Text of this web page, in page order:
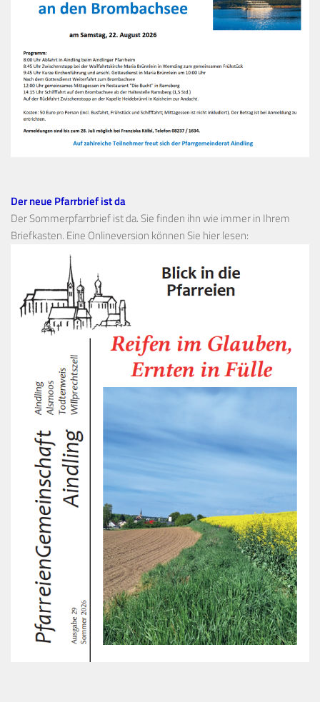
Der neue Pfarrbrief ist da
Der Sommerpfarrbrief ist da. Sie finden ihn wie immer in Ihrem
Briefkasten. Eine Onlineversion können Sie hier lesen: